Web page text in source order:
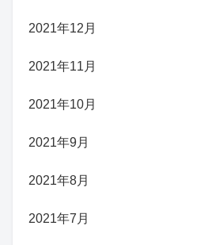
2021年12月
2021年11月
2021年10月
2021年9月
2021年8月
2021年7月